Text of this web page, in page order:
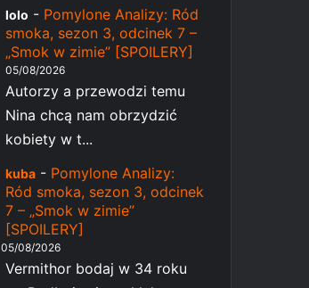
lolo - Pomylone Analizy: Ród
smoka, sezon 3, odcinek 7 –
„Smok w zimie” [SPOILERY]
05/08/2026
Autorzy a przewodzi temu
Nina chcą nam obrzydzić
kobiety w t...
kuba - Pomylone Analizy:
Ród smoka, sezon 3, odcinek
7 – „Smok w zimie”
[SPOILERY]
05/08/2026
Vermithor bodaj w 34 roku